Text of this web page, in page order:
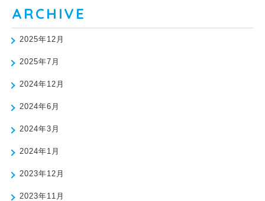
ARCHIVE
2025年12月
2025年7月
2024年12月
2024年6月
2024年3月
2024年1月
2023年12月
2023年11月